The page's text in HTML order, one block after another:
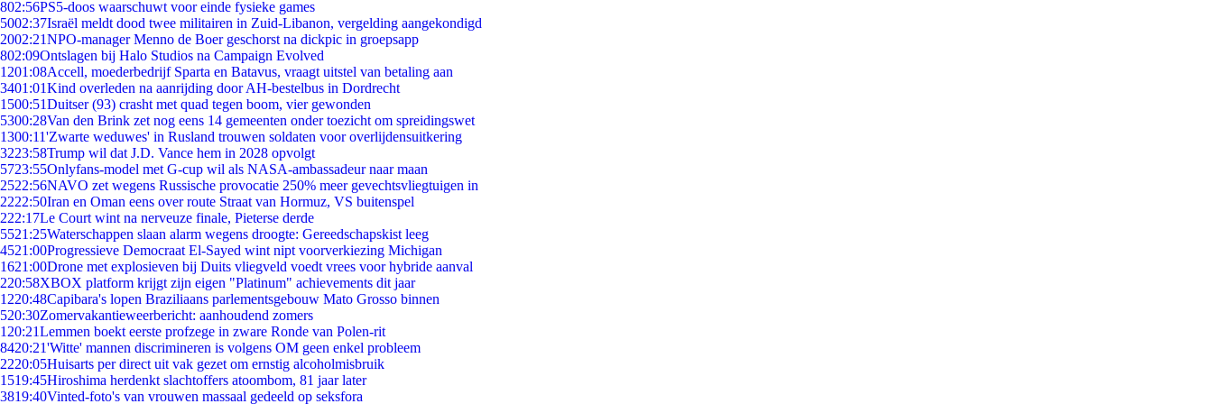
802:56PS5-doos waarschuwt voor einde fysieke games
5002:37Israël meldt dood twee militairen in Zuid-Libanon, vergelding aangekondigd
2002:21NPO-manager Menno de Boer geschorst na dickpic in groepsapp
802:09Ontslagen bij Halo Studios na Campaign Evolved
1201:08Accell, moederbedrijf Sparta en Batavus, vraagt uitstel van betaling aan
3401:01Kind overleden na aanrijding door AH-bestelbus in Dordrecht
1500:51Duitser (93) crasht met quad tegen boom, vier gewonden
5300:28Van den Brink zet nog eens 14 gemeenten onder toezicht om spreidingswet
1300:11'Zwarte weduwes' in Rusland trouwen soldaten voor overlijdensuitkering
3223:58Trump wil dat J.D. Vance hem in 2028 opvolgt
5723:55Onlyfans-model met G-cup wil als NASA-ambassadeur naar maan
2522:56NAVO zet wegens Russische provocatie 250% meer gevechtsvliegtuigen in
2222:50Iran en Oman eens over route Straat van Hormuz, VS buitenspel
222:17Le Court wint na nerveuze finale, Pieterse derde
5521:25Waterschappen slaan alarm wegens droogte: Gereedschapskist leeg
4521:00Progressieve Democraat El-Sayed wint nipt voorverkiezing Michigan
1621:00Drone met explosieven bij Duits vliegveld voedt vrees voor hybride aanval
220:58XBOX platform krijgt zijn eigen "Platinum" achievements dit jaar
1220:48Capibara's lopen Braziliaans parlementsgebouw Mato Grosso binnen
520:30Zomervakantieweerbericht: aanhoudend zomers
1 20:21Lemmen boekt eerste profzege in zware Ronde van Polen-rit
8420:21'Witte' mannen discrimineren is volgens OM geen enkel probleem
2220:05Huisarts per direct uit vak gezet om ernstig alcoholmisbruik
1519:45Hiroshima herdenkt slachtoffers atoombom, 81 jaar later
3819:40Vinted-foto's van vrouwen massaal gedeeld op seksfora